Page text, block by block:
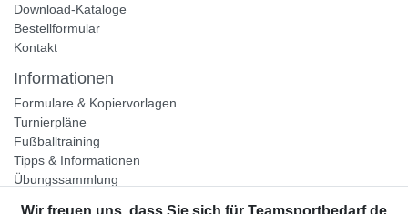
Download-Kataloge
Bestellformular
Kontakt
Informationen
Formulare & Kopiervorlagen
Turnierpläne
Fußballtraining
Tipps & Informationen
Übungssammlung
Unternehmen